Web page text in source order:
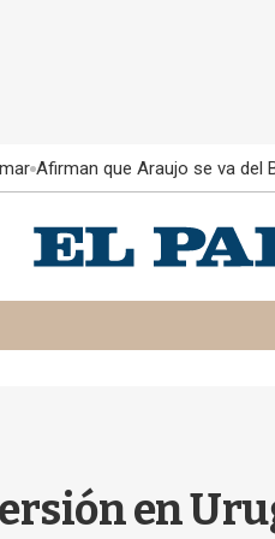
Afirman que Araujo se va del
en